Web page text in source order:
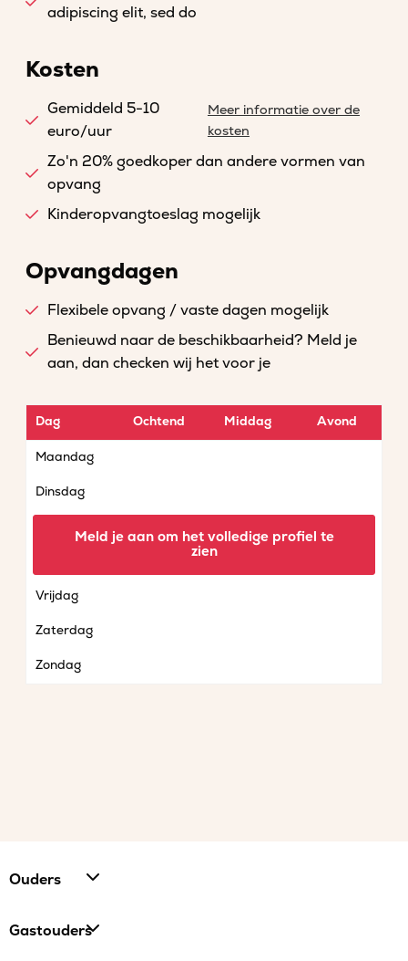
adipiscing elit, sed do
Kosten
Gemiddeld 5-10
euro/uur
Meer informatie over de
kosten
Zo'n 20% goedkoper dan andere vormen van
opvang
Kinderopvangtoeslag mogelijk
Opvangdagen
Flexibele opvang / vaste dagen mogelijk
Benieuwd naar de beschikbaarheid? Meld je
aan, dan checken wij het voor je
Dag Ochtend Middag Avond
Maandag
Dinsdag
Vrijdag
Zaterdag
Zondag
Meld je aan om het volledige profiel te
zien
Ouders
Gastouders